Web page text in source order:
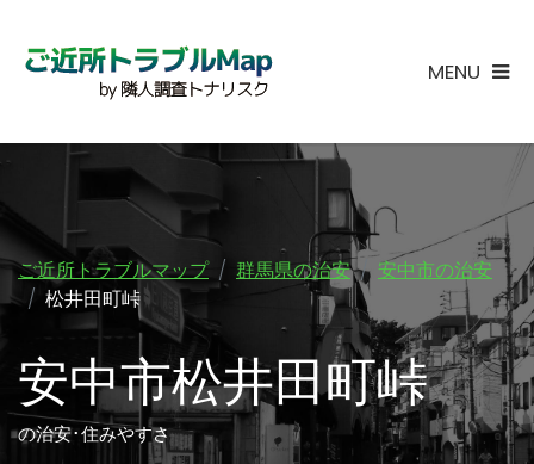
MENU
ご近所トラブルマップ 群馬県の治安
安中市の治安
松井田町峠
安中市松井田町峠
の治安･住みやすさ